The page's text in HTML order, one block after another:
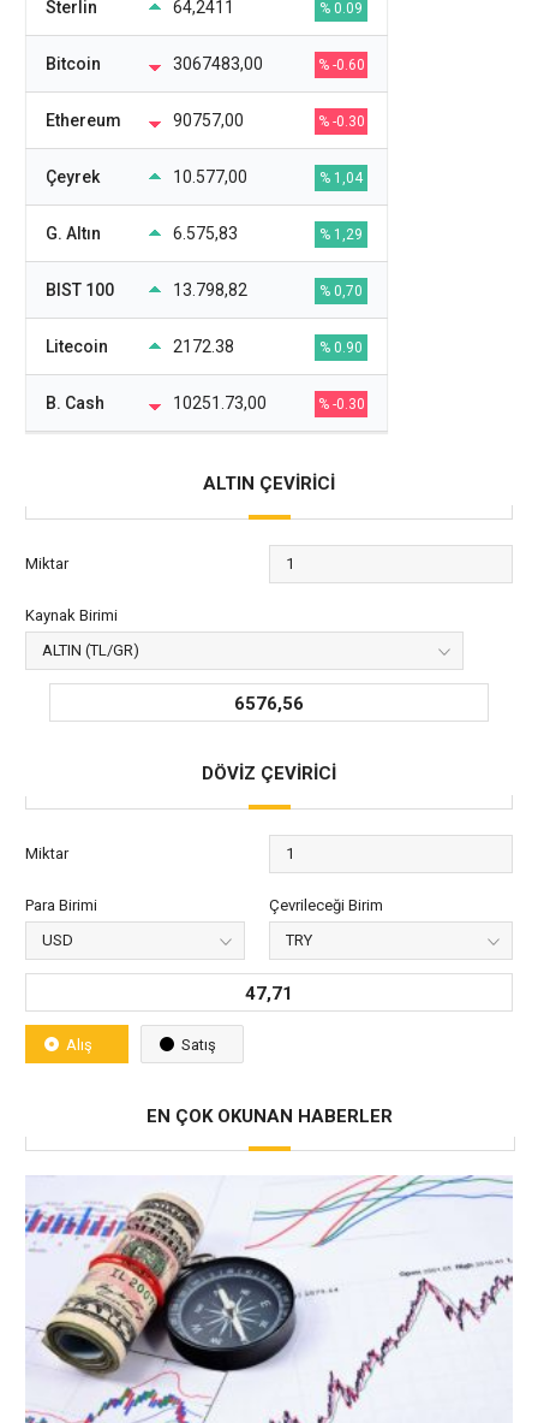
Sterlin 64,2411 % 0.09
Bitcoin 3067483,00 % -0.60
Ethereum 90757,00 % -0.30
Çeyrek 10.577,00 % 1,04
G. Altın 6.575,83 % 1,29
BIST 100 13.798,82 % 0,70
Litecoin 2172.38 % 0.90
B. Cash 10251.73,00 % -0.30
ALTIN ÇEVİRİCİ
Miktar
Kaynak Birimi
6576,56
DÖVİZ ÇEVİRİCİ
Miktar
Para Birimi Çevrileceği Birim
47,71
Alış Satış
EN ÇOK OKUNAN HABERLER